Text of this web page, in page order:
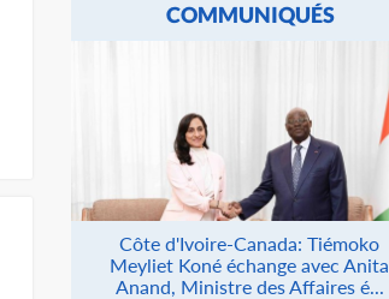
COMMUNIQUÉS
Côte d'Ivoire-Canada: Tiémoko
Meyliet Koné échange avec Anita
Anand, Ministre des Affaires é...